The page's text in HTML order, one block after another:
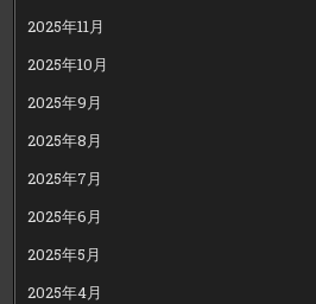
2025年11月
2025年10月
2025年9月
2025年8月
2025年7月
2025年6月
2025年5月
2025年4月